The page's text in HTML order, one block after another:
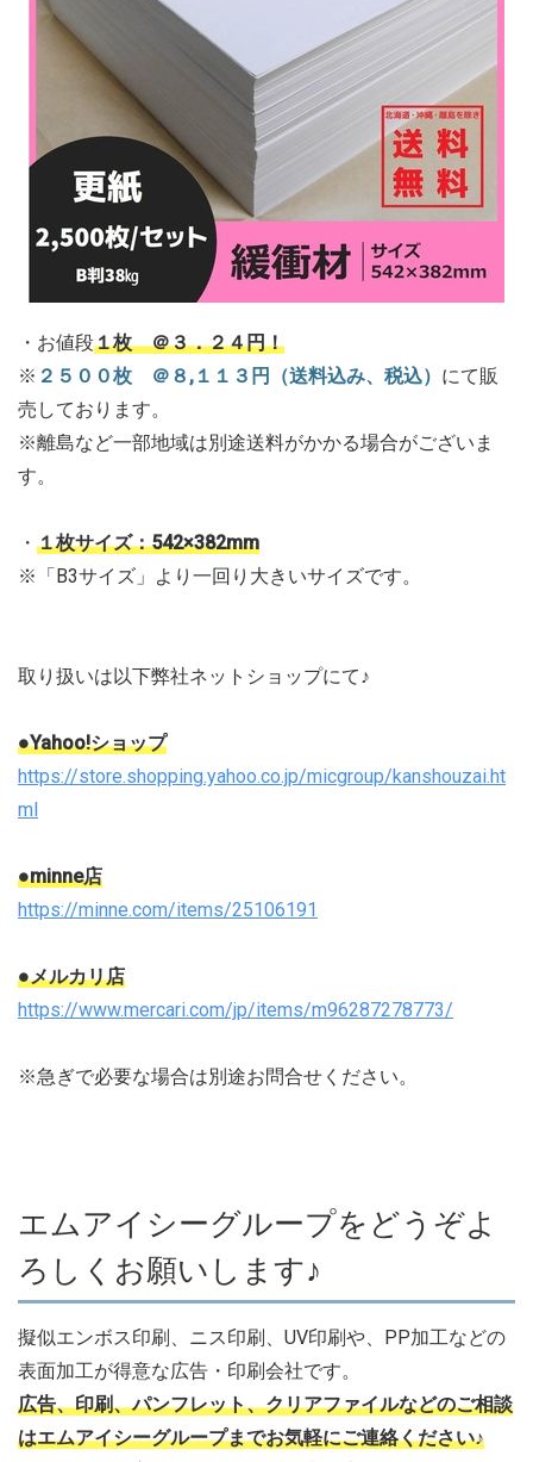
・お値段１枚 ＠３．２４円！
※ ２５００枚 ＠８,１１３円（送料込み、税込） にて販
売しております。
※離島など一部地域は別途送料がかかる場合がございま
す。
・ １枚サイズ：542×382mm
※「B3サイズ」より一回り大きいサイズです。
取り扱いは以下弊社ネットショップにて♪
●Yahoo!ショップ
https://store.shopping.yahoo.co.jp/micgroup/kanshouzai.ht
ml
●minne店
https://minne.com/items/25106191
●メルカリ店
https://www.mercari.com/jp/items/m96287278773/
※急ぎで必要な場合は別途お問合せください。
エムアイシーグループをどうぞよ
ろしくお願いします♪
擬似エンボス印刷、ニス印刷、UV印刷や、PP加工などの
表面加工が得意な広告・印刷会社です。
広告、印刷、パンフレット、クリアファイルなどのご相談
はエムアイシーグループまでお気軽にご連絡ください♪